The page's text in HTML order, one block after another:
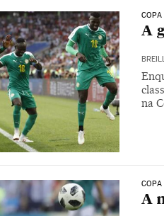
COPA
A
na
COPA
A